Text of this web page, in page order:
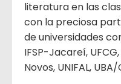
literatura en las
con la preciosa
de universidades
IFSP-Jacareí, UFCG,
Novos, UNIFAL, UBA/